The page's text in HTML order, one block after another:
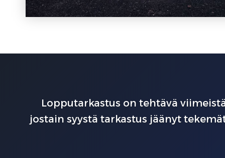
Lopputarkastus on tehtävä
jostain syystä tarkastus jäänyt